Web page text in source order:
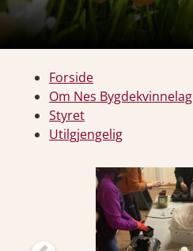
Forside
Om Nes Bygdekvinnelag
Styret
Utilgjengelig